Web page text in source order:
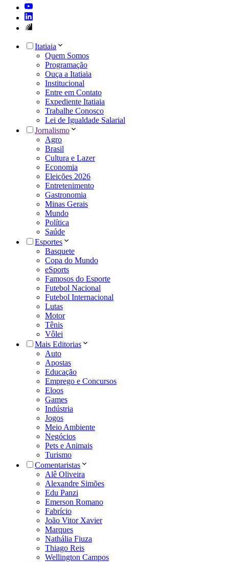
Itatiaia
Quem Somos
Programação
Ouça a Itatiaia
Institucional
Entre em Contato
Expediente Itatiaia
Trabalhe Conosco
Lei de Igualdade Salarial
Jornalismo
Agro
Brasil
Cultura e Lazer
Economia
Eleições 2026
Entretenimento
Gastronomia
Minas Gerais
Mundo
Política
Saúde
Esportes
Basquete
Copa do Mundo
eSports
Famosos do Esporte
Futebol Nacional
Futebol Internacional
Lutas
Motor
Tênis
Vôlei
Mais Editorias
Auto
Apostas
Educação
Emprego e Concursos
Eloos
Games
Indústria
Jogos
Meio Ambiente
Negócios
Pets e Animais
Turismo
Comentaristas
Alê Oliveira
Alexandre Simões
Edu Panzi
Emerson Romano
Fabrício
João Vitor Xavier
Marques
Nathália Fiuza
Thiago Reis
Wellington Campos